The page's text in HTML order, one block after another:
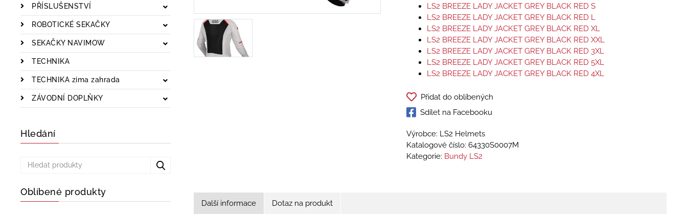
PŘÍSLUŠENSTVÍ
ROBOTICKÉ SEKAČKY
SEKAČKY NAVIMOW
TECHNIKA
TECHNIKA zima zahrada
ZÁVODNÍ DOPLŇKY
Hledání
Oblíbené produkty
LS2 BREEZE LADY JACKET GREY BLACK RED S
LS2 BREEZE LADY JACKET GREY BLACK RED L
LS2 BREEZE LADY JACKET GREY BLACK RED XL
LS2 BREEZE LADY JACKET GREY BLACK RED XXL
LS2 BREEZE LADY JACKET GREY BLACK RED 3XL
LS2 BREEZE LADY JACKET GREY BLACK RED 5XL
LS2 BREEZE LADY JACKET GREY BLACK RED 4XL
Přidat do oblíbených
Sdílet na Facebooku
Výrobce: LS2 Helmets
Katalogové číslo: 64330S0007M
Kategorie: Bundy LS2
Další informace Dotaz na produkt